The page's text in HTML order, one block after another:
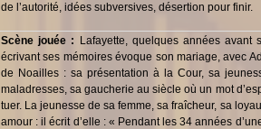
de l’autorité, idées subversives, désertion pour finir.
Scène jouée :
Lafayette, quelques années avant
écrivant ses mémoires évoque son mariage, avec
de Noailles : sa présentation à la Cour, sa
maladresses, sa gaucherie au siècle où un mot
tuer. La jeunesse de sa femme, sa fraîcheur, sa
amour : il écrit d’elle : « Pendant les 34 années